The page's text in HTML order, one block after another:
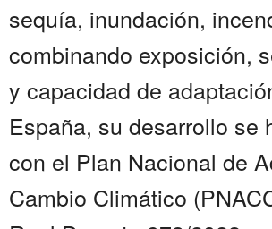
sequía, inundación,
combinando exposición,
y capacidad de
España, su desarrollo se
con el Plan Nacional de
Cambio Climático